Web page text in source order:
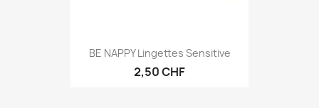
BE NAPPY Lingettes Sensitive
2,50 CHF